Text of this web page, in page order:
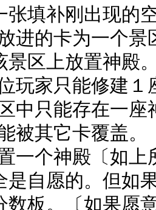
张填补刚出现的
进的卡为一个景
景区上放置神殿
玩家只能修建１
中只能存在一座
被其它卡覆盖。
一个神殿〔如上
是自愿的。但如
数板。〔如果愿